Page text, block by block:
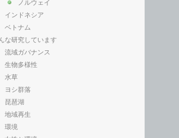
ノルウェイ
インドネシア
ベトナム
な研究しています
流域ガバナンス
生物多様性
水草
ヨシ群落
琵琶湖
地域再生
環境